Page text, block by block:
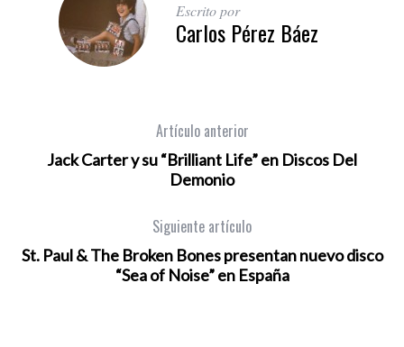
Escrito por
Carlos Pérez Báez
Artículo anterior
Jack Carter y su “Brilliant Life” en Discos Del
Demonio
Siguiente artículo
St. Paul & The Broken Bones presentan nuevo disco
“Sea of Noise” en España